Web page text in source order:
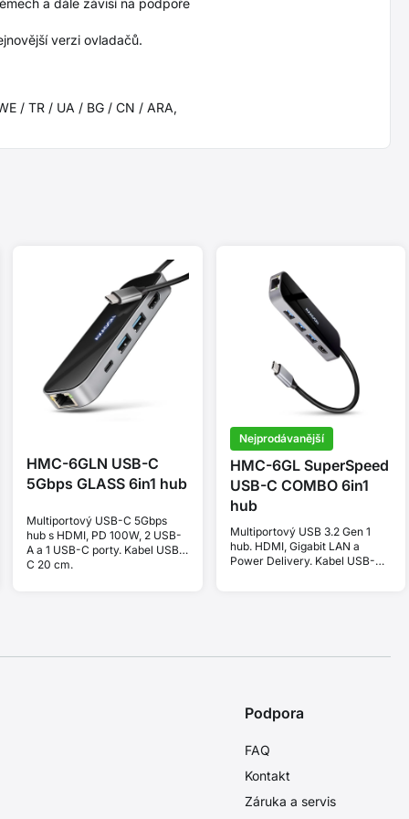
a dále závisí na podpoře
verzi ovladačů.
/ TR / UA / BG / CN / ARA,
HMC-6GLN USB-C
5Gbps GLASS 6in1 hub
Multiportový USB-C 5Gbps
hub s HDMI, PD 100W, 2 USB-
A a 1 USB-C porty. Kabel USB-
C 20 cm.
Nejprodávanější
HMC-6GL SuperSpeed
USB-C COMBO 6in1
hub
Multiportový USB 3.2 Gen 1
hub. HDMI, Gigabit LAN a
Power Delivery. Kabel USB-C
Podpora
FAQ
Kontakt
Záruka a servis